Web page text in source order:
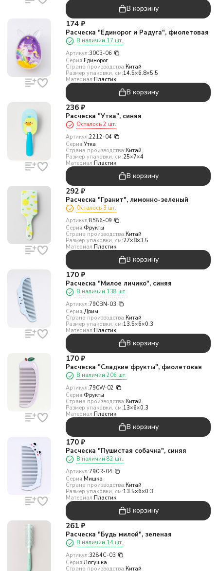
В корзину
174 ₽
Расческа "Единорог и Радуга", фиолетовая
В наличии 17 шт.
Артикул:3003-06
Серия:Единорог
Страна производства:Китай
Размер упаковки, см:14.5×6.8×5.5
Материал:Пластик
В корзину
236 ₽
Расческа "Утка", синяя
Осталось 2 шт.
Артикул:2212-04
Серия:Утка
Страна производства:Китай
Размер упаковки, см:25×7×4
Материал:Пластик
В корзину
292 ₽
Расческа "Гранит", лимонно-зеленый
Осталось 3 шт.
Артикул:8586-09
Серия:Фрукты
Страна производства:Китай
Размер упаковки, см:27×8×3.5
Материал:Пластик
В корзину
170 ₽
Расческа "Милое личико", синяя
В наличии 138 шт.
Артикул:790BN-03
Серия:Дрим
Страна производства:Китай
Размер упаковки, см:13.5×6×0.3
Материал:Пластик
В корзину
170 ₽
Расческа "Сладкие фрукты", фиолетовая
В наличии 206 шт.
Артикул:790W-02
Серия:Фрукты
Страна производства:Китай
Размер упаковки, см:13×6×0.3
Материал:Пластик
В корзину
170 ₽
Расческа "Пушистая собачка", синяя
В наличии 82 шт.
Артикул:790R-04
Серия:Мишка
Страна производства:Китай
Размер упаковки, см:13.5×6×0.3
Материал:Пластик
В корзину
261 ₽
Расческа "Будь милой", зеленая
В наличии 14 шт.
Артикул:3284C-03
Серия:Лягушка
Страна производства:Китай